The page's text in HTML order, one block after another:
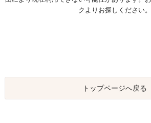
クよりお探しください。
トップページへ戻る